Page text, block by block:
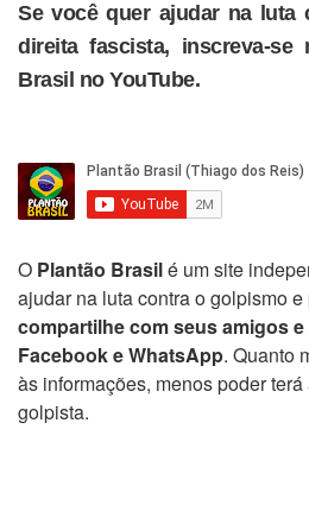
Se você quer ajudar na luta
direita fascista, inscreva-
Brasil no YouTube.
O Plantão Brasilé um site
ajudar na luta contra o golpismo
compartilhe com seus amigos
Facebook e WhatsApp. Quanto
às informações, menos poder
golpista.